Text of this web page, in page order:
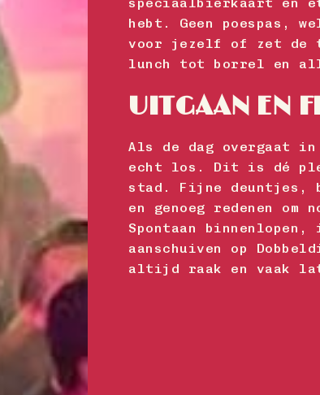
hebt. Geen poespas,
voor jezelf of zet de
lunch tot borrel en
UITGAAN EN
Als de dag overgaat
echt los. Dit is dé
stad. Fijne deuntjes,
en genoeg redenen om
Spontaan
aanschuiven op
altijd raak en vaak